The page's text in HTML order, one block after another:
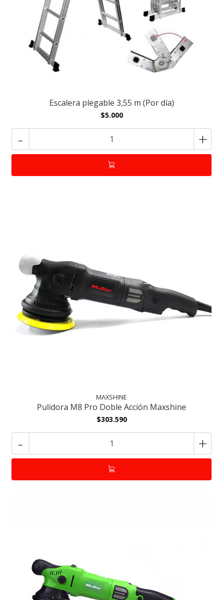
Escalera plegable 3,55 m (Por día)
$5.000
- +
MAXSHINE
Pulidora M8 Pro Doble Acción Maxshine
$303.590
- +